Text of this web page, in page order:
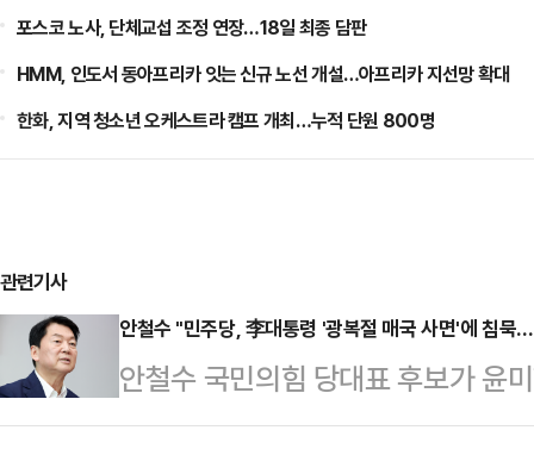
포스코 노사, 단체교섭 조정 연장…18일 최종 담판
HMM, 인도서 동아프리카 잇는 신규 노선 개설…아프리카 지선망 확대
한화, 지역 청소년 오케스트라 캠프 개최…누적 단원 800명
관련기사
안철수 "민주당, 李대통령 '광복절 매국 사면'에 침묵
안철수 국민의힘 당대표 후보가 윤
특별사면 명단에 포함된 데 대해 "